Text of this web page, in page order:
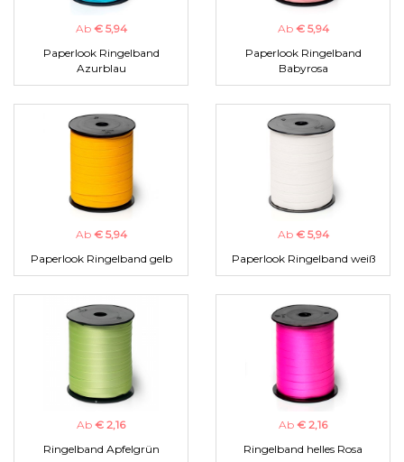
Ab € 5,94
Paperlook Ringelband
Azurblau
Ab € 5,94
Paperlook Ringelband
Babyrosa
Ab € 5,94
Paperlook Ringelband gelb
Ab € 5,94
Paperlook Ringelband weiß
Ab € 2,16
Ringelband Apfelgrün
Ab € 2,16
Ringelband helles Rosa